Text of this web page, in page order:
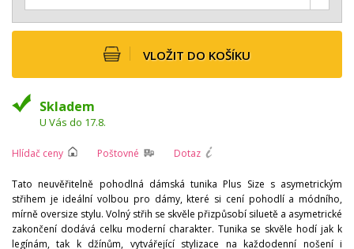
VLOŽIT DO KOŠÍKU
Skladem
U Vás do 17.8.
Hlídač ceny Poštovné Dotaz
Tato neuvěřitelně pohodlná dámská tunika Plus Size s asymetrickým
střihem je ideální volbou pro dámy, které si cení pohodlí a módního,
mírně oversize stylu. Volný střih se skvěle přizpůsobí siluetě a asymetrické
zakončení dodává celku moderní charakter. Tunika se skvěle hodí jak k
legínám, tak k džínům, vytvářející stylizace na každodenní nošení i